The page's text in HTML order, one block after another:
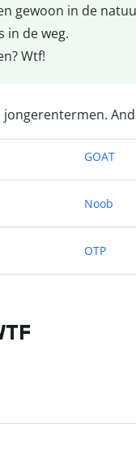
gewoon in de
in de weg.
Wtf!
jongerentermen.
GOAT
Noob
OTP